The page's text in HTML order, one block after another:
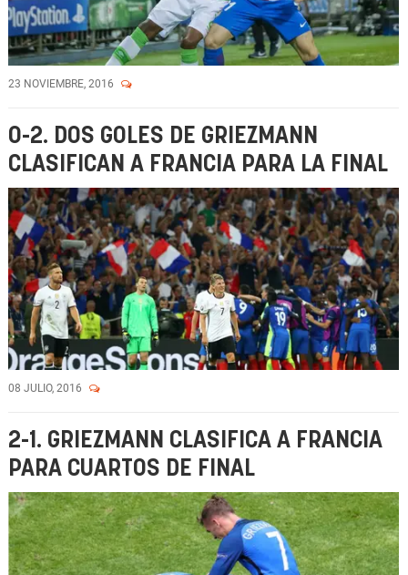
23 NOVIEMBRE, 2016
0-2. DOS GOLES DE GRIEZMANN
CLASIFICAN A FRANCIA PARA LA FINAL
08 JULIO, 2016
2-1. GRIEZMANN CLASIFICA A FRANCIA
PARA CUARTOS DE FINAL